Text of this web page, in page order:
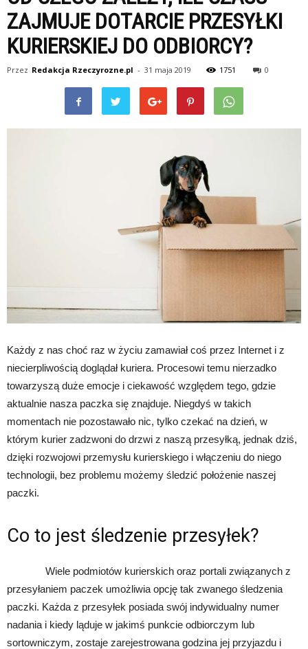
ZAJMUJE DOTARCIE PRZESYŁKI
KURIERSKIEJ DO ODBIORCY?
Przez Redakcja Rzeczyrozne.pl - 31 maja 2019 1751 0
Każdy z nas choć raz w życiu zamawiał coś przez Internet i z
niecierpliwością doglądał kuriera. Procesowi temu nierzadko
towarzyszą duże emocje i ciekawość względem tego, gdzie
aktualnie nasza paczka się znajduje. Niegdyś w takich
momentach nie pozostawało nic, tylko czekać na dzień, w
którym kurier zadzwoni do drzwi z naszą przesyłką, jednak dziś,
dzięki rozwojowi przemysłu kurierskiego i włączeniu do niego
technologii, bez problemu możemy śledzić położenie naszej
paczki.
Co to jest śledzenie przesyłek?
Wiele podmiotów kurierskich oraz portali związanych z
przesyłaniem paczek umożliwia opcję tak zwanego śledzenia
paczki. Każda z przesyłek posiada swój indywidualny numer
nadania i kiedy ląduje w jakimś punkcie odbiorczym lub
sortowniczym, zostaje zarejestrowana godzina jej przyjazdu i